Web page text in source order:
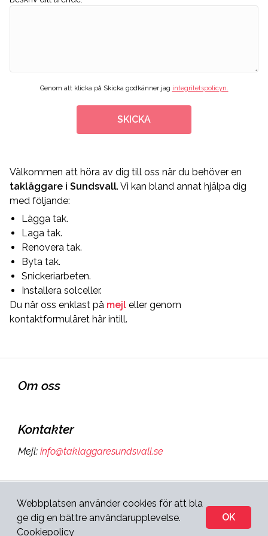
Webbplatsen använder cookies för att bla
ge dig en bättre användarupplevelse.
Cookiepolicy
OK
Välkommen att höra av dig till oss när du behöver en
takläggare i Sundsvall. Vi kan bland annat hjälpa dig
med följande:
Lägga tak.
Laga tak.
Renovera tak.
Byta tak.
Snickeriarbeten.
Installera solceller.
Du når oss enklast på mejl eller genom
kontaktformuläret här intill.
Genom att klicka på Skicka godkänner jag integritetspolicyn.
SKICKA
Om oss
Kontakter
Mejl: info@taklaggaresundsvall.se
Integritetspolicy &
Cookies
Sidan ägs och administreras